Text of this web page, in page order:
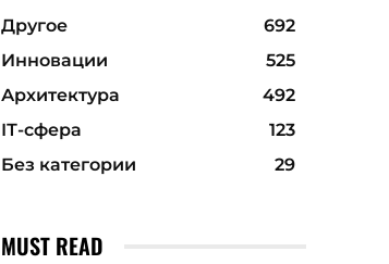
Другое
692
Инновации
525
Архитектура
492
ІТ-сфера
123
Без категории
29
MUST READ